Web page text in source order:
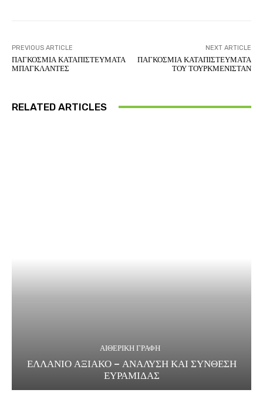
PREVIOUS ARTICLE
ΠΑΓΚΟΣΜΙΑ ΚΑΤΑΠΙΣΤΕΥΜΑΤΑ
ΜΠΑΓΚΛΑΝΤΕΣ
NEXT ARTICLE
ΠΑΓΚΟΣΜΙΑ ΚΑΤΑΠΙΣΤΕΥΜΑΤΑ
ΤΟΥ ΤΟΥΡΚΜΕΝΙΣΤΑΝ
RELATED ARTICLES
ΑΙΘΕΡΙΚΗ ΓΡΑΦΗ
ΕΛΛΑΝΙΟ ΑΞΙΑΚΟ – ΑΝΑΛΥΣΗ ΚΑΙ ΣΥΝΘΕΣΗ
ΕΥΡΑΜΙΔΑΣ